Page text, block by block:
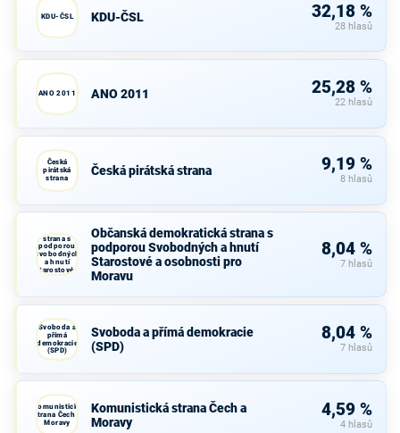
KDU-ČSL KDU-ČSL 32,18 %
28 hlasů
ANO 2011 ANO 2011 25,28 %
22 hlasů
Česká
pirátská
strana
Česká pirátská strana 9,19 %
8 hlasů
strana s
podporou
Svobodných
a hnutí
Starostové a
osobnosti
Občanská demokratická strana s
podporou Svobodných a hnutí
Starostové a osobnosti pro
Moravu
8,04 %
7 hlasů
Svoboda a
přímá
demokracie
(SPD)
Svoboda a přímá demokracie
(SPD)
8,04 %
7 hlasů
Komunistická
strana Čech a
Moravy
Komunistická strana Čech a
Moravy
4,59 %
4 hlasů